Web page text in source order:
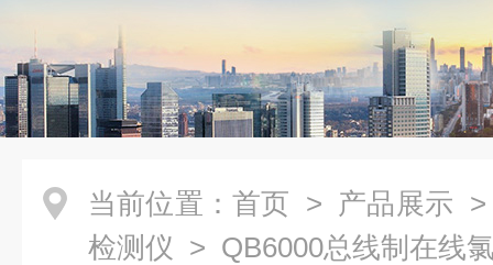
当前位置： 首页 > 产品展示
检测仪 > QB6000总线制在线